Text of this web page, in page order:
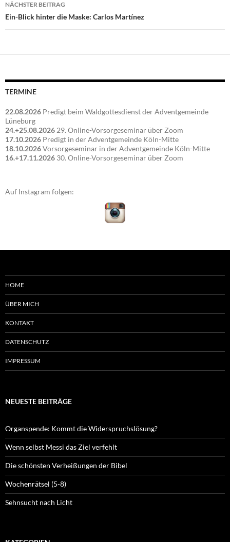
NÄCHSTER BEITRAG
Ein-Blick hinter die Maske: Carlos Martínez
TERMINE
22.08.2026 Predigt beim Waldgottesdienst der Adventgemeinde
Lüneburg
24.+25.08.202629. Online-Vorsorgeseminar über Zoom
17.10.2026 Predigt in der Adventgemeinde Köln-Mitte
18.10.2026Vorsorgeseminar in der Adventgemeinde Köln-Mitte
16.+17.11.2026 30. Online-Vorsorgeseminar über Zoom
Auf Instagram folgen:
HOME
ÜBER MICH
KONTAKT
DATENSCHUTZ
IMPRESSUM
NEUESTE BEITRÄGE
Organspende: Kommt die Widerspruchslösung?
Wenn selbst Messi das Ziel verfehlt
Die schönsten Verheißungen der Bibel
Wochenrätsel (5-8)
Sehnsucht nach Licht